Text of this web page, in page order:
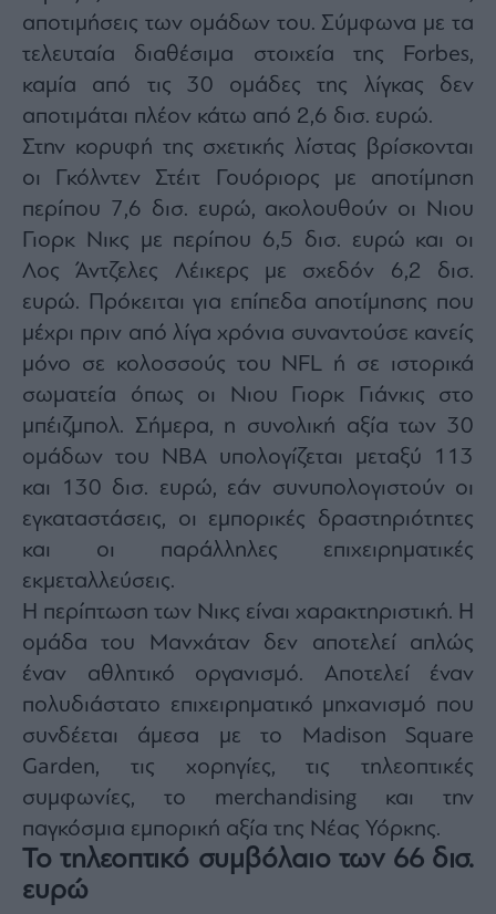
to
Terms
and
Privacy
Notice.
can
out
at
any
time.
site
protected
by
reCAPTCHA
and
Google
Privacy
Policy
and
Terms
of
apply.
αποτιμήσεις των ομάδων του. Σύμφωνα με τα
τελευταία διαθέσιμα στοιχεία της Forbes,
καμία από τις 30 ομάδες της λίγκας δεν
αποτιμάται πλέον κάτω από 2,6 δισ. ευρώ.
Στην κορυφή της σχετικής λίστας βρίσκονται
οι Γκόλντεν Στέιτ Γουόριορς με αποτίμηση
περίπου 7,6 δισ. ευρώ, ακολουθούν οι Νιου
Γιορκ Νικς με περίπου 6,5 δισ. ευρώ και οι
Λος Άντζελες Λέικερς με σχεδόν 6,2 δισ.
ευρώ. Πρόκειται για επίπεδα αποτίμησης που
μέχρι πριν από λίγα χρόνια συναντούσε κανείς
μόνο σε κολοσσούς του NFL ή σε ιστορικά
σωματεία όπως οι Νιου Γιορκ Γιάνκις στο
μπέιζμπολ. Σήμερα, η συνολική αξία των 30
ομάδων του NBA υπολογίζεται μεταξύ 113
και 130 δισ. ευρώ, εάν συνυπολογιστούν οι
εγκαταστάσεις, οι εμπορικές δραστηριότητες
και οι παράλληλες επιχειρηματικές
εκμεταλλεύσεις.
Η περίπτωση των Νικς είναι χαρακτηριστική. Η
ομάδα του Μανχάταν δεν αποτελεί απλώς
έναν αθλητικό οργανισμό. Αποτελεί έναν
πολυδιάστατο επιχειρηματικό μηχανισμό που
συνδέεται άμεσα με το Madison Square
Garden, τις χορηγίες, τις τηλεοπτικές
συμφωνίες, το merchandising και την
παγκόσμια εμπορική αξία της Νέας Υόρκης.
Το τηλεοπτικό συμβόλαιο των 66 δισ.
ευρώ